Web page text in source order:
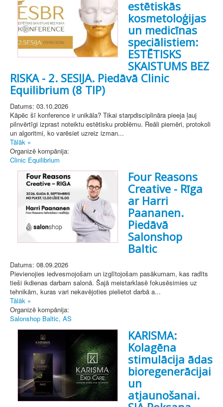
estētiskās
kosmetoloģijas
un medicīnas
speciālistiem:
ESTĒTISKS
SKAISTUMS BEZ
RISKA - 2. SESIJA. Piedāvā Clinic
Equilibrium (8 TIP)
Datums: 03.10.2026
Kāpēc šī konference ir unikāla? Tikai starpdisciplināra pieeja ļauj
pilnvērtīgi izprast noteiktu estētisku problēmu. Reāli piemēri, protokoli
un algoritmi, ko varēsiet uzreiz izman...
Tālāk »
Organizē kompānija:
Clinic Equilibrium
Four Reasons
Creative - Rīga
ar Harri
Paananen.
Piedāvā
Salonshop
Baltic
Datums: 08.09.2026
Pievienojies iedvesmojošam un izglītojošam pasākumam, kas radīts
tieši ikdienas darbam salonā. Šajā meistarklasē fokusēsimies uz
tehnikām, kuras vari nekavējoties pielietot darbā a...
Tālāk »
Organizē kompānija:
Salonshop Baltic, AS
KARISMA:
Kolagēna
stimulācija ādas
bioregenerācijai
un
atjaunošanai.